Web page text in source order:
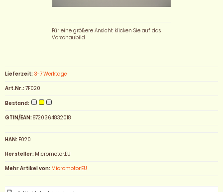
Für eine größere Ansicht klicken Sie auf das
Vorschaubild
Lieferzeit: 3-7 Werktage
Art.Nr.:7F020
Bestand:
GTIN/EAN:8720364832018
HAN: F020
Hersteller: Micromotor.EU
Mehr Artikel von: Micromotor.EU